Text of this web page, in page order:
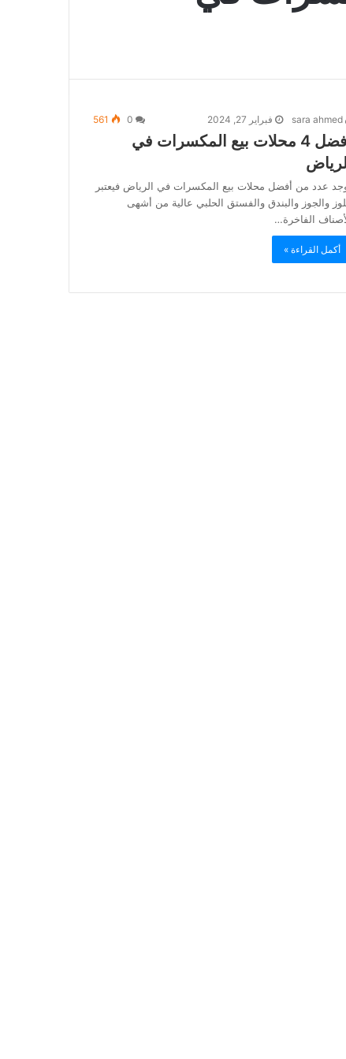
فبراير 27, 2024 561
أفضل 4 محلات بيع المكسرات في
الرياض
عدد من أفضل محلات بيع المكسرات في الرياض فيعتبر
والجوز والبندق والفستق الحلبي عالية من أشهى
الفاخرة…
أكمل القراءة »